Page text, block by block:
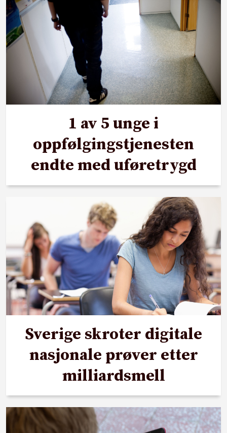
1 av 5 unge i
oppfølgingstjenesten
endte med uføretrygd
Sverige skroter digitale
nasjonale prøver etter
milliardsmell